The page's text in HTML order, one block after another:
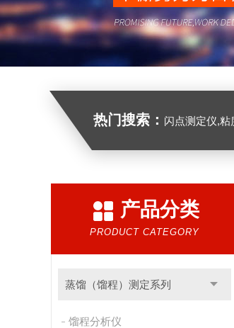
热门搜索： 闪点测定仪,
产品分类
PRODUCT CATEGORY
蒸馏（馏程）测定系列
馏程分析仪